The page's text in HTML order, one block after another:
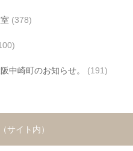
(378)
中崎町のお知らせ。 (191)
サイト内）